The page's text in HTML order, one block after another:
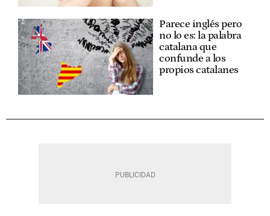
Parece inglés pero
no lo es: la palabra
catalana que
confunde a los
propios catalanes